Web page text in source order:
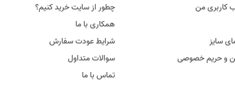
کاربری من
سایز
و حریم خصوصی
چطور از سایت خرید کنیم؟
همکاری با ما
شرایط عودت سفارش
سوالات متداول
تماس با ما